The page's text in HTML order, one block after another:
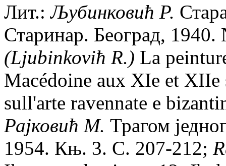
Лит.:Љубинковић Р.
Старинар. Београд,
(Ljubinkoviћ R.) La
Macédoine aux XIe et
sull'arte ravennate e
Раjковић М. Трагом
1954. Књ. 3. С. 207-212;